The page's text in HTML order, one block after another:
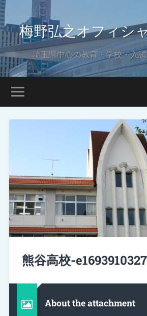
梅野弘之オフィシ
埼玉県中心の教育・学校・入
熊谷高校-
About the attachment